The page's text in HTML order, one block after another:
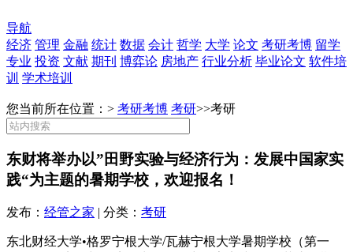
导航
经济 管理 金融 统计 数据 会计 哲学 大学 论文 考研考博 留学
专业 投资 文献 期刊 博弈论 房地产 行业分析 毕业论文 软件培
训 学术培训
您当前所在位置：> 考研考博 考研>>考研
东财将举办以”田野实验与经济行为：发展中国家实
践“为主题的暑期学校，欢迎报名！
发布： 经管之家 | 分类： 考研
东北财经大学•格罗宁根大学/瓦赫宁根大学暑期学校（第一